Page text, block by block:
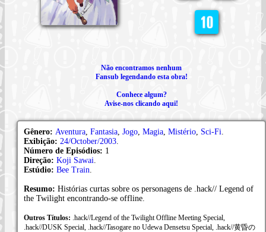
Não encontramos nenhum
Fansub legendando esta obra!
Conhece algum?
Avise-nos clicando aqui!
Gênero: Aventura Fantasia Jogo Magia Mistério Sci-Fi
Exibição: 24/October/2003
Número de Episódios: 1
Direção: Koji Sawai
Estúdio: Bee Train
Resumo: Histórias curtas sobre os personagens de .hack// Legend of
the Twilight encontrando-se offline.
Outros Títulos: .hack//Legend of the Twilight Offline Meeting Special,
.hack//DUSK Special, .hack//Tasogare no Udewa Densetsu Special, .hack//黄昏の